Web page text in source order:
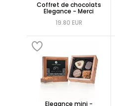
Coffret de chocolats
Elegance - Merci
19.80 EUR
Elegance mini -